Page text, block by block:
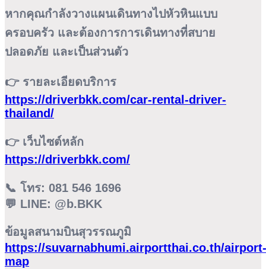
หากคุณกำลังวางแผนเดินทางไปหัวหินแบบ
ครอบครัว และต้องการการเดินทางที่สบาย
ปลอดภัย และเป็นส่วนตัว
👉 รายละเอียดบริการ
https://driverbkk.com/car-rental-driver-
thailand/
👉 เว็บไซต์หลัก
https://driverbkk.com/
📞 โทร: 081 546 1696
💬 LINE: @b.BKK
ข้อมูลสนามบินสุวรรณภูมิ
https://suvarnabhumi.airportthai.co.th/airport-
map